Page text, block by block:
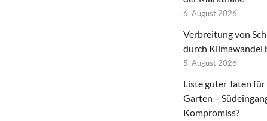
6. August 2026
Verbreitung von
durch Klimawandel
5. August 2026
Liste guter Taten
Garten –
Kompromiss?